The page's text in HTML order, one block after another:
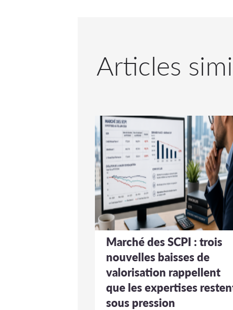
Articles
Marché des SCPI : trois
nouvelles baisses de
valorisation rappellent
que les expertises
sous pression